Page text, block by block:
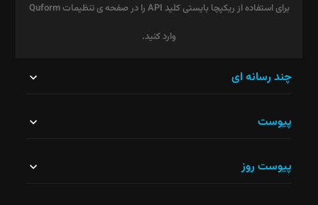
برای استفاده از ریکپچا بایستی کلید API را در صفحه ی تنظیمات Quform
وارد کنید.
نباید
چند رسانه ای
پیوست
پیوست روز